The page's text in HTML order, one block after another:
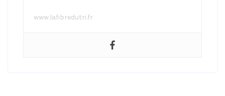
www.lafibredutri.fr